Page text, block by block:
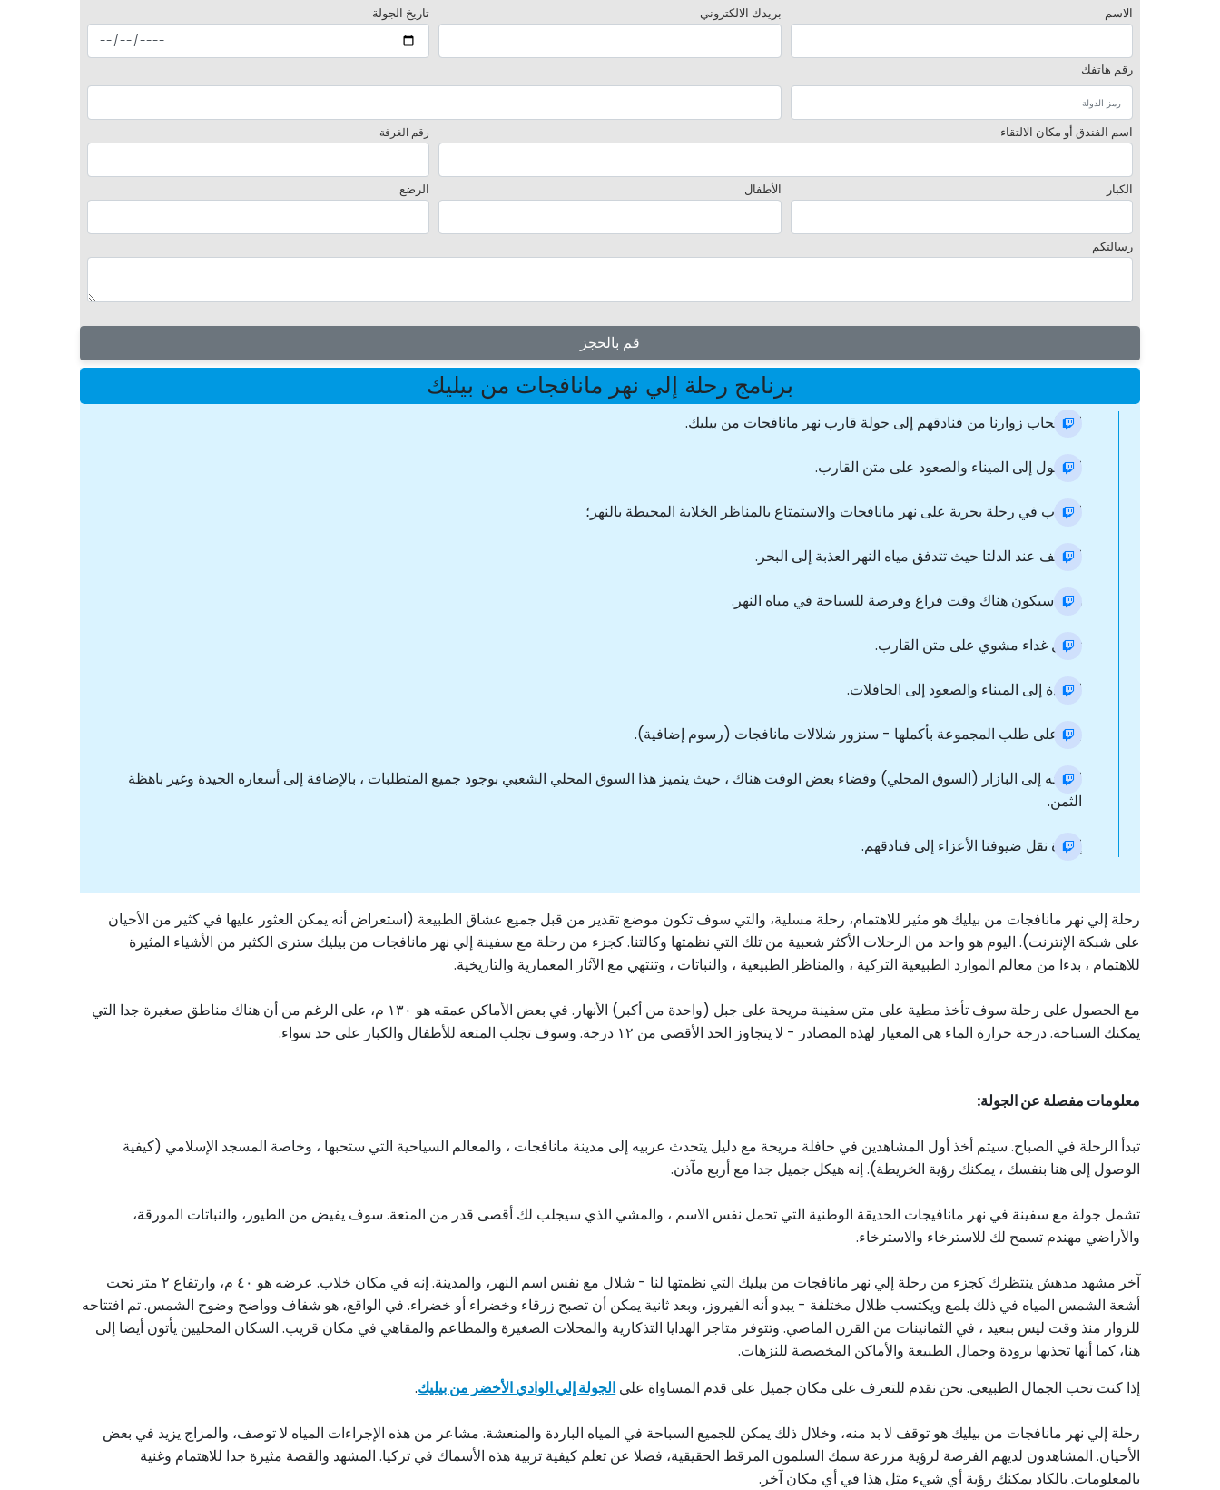
الاسم بريدك الالكتروني تاريخ الجولة
رقم هاتفك
اسم الفندق أو مكان الالتقاء رقم الغرفة
الكبار الأطفال الرضع
رسالتكم
قم بالحجز
برنامج رحلة إلي نهر مانافجات من بيليك
اصطحاب زوارنا من فنادقهم إلى جولة قارب نهر مانافجات من بيليك.
الوصول إلى الميناء والصعود على متن القارب.
الذهاب في رحلة بحرية على نهر مانافجات والاستمتاع بالمناظر الخلابة المحيطة بالنهر؛
التوقف عند الدلتا حيث تتدفق مياه النهر العذبة إلى البحر.
هنا ، سيكون هناك وقت فراغ وفرصة للسباحة في مياه النهر.
تناول غداء مشوي على متن القارب.
العودة إلى الميناء والصعود إلى الحافلات.
بناءً على طلب المجموعة بأكملها - سنزور شلالات مانافجات (رسوم إضافية).
التوجه إلى البازار (السوق المحلي) وقضاء بعض الوقت هناك ، حيث يتميز هذا السوق المحلي الشعبي بوجود جميع المتطلبات ، بالإضافة إلى أسعاره الجيدة وغير باهظة
الثمن.
إعادة نقل ضيوفنا الأعزاء إلى فنادقهم.
رحلة إلي نهر مانافجات من بيليك هو مثير للاهتمام، رحلة مسلية، والتي سوف تكون موضع تقدير من قبل جميع عشاق الطبيعة (استعراض أنه يمكن العثور عليها في كثير من الأحيان
على شبكة الإنترنت). اليوم هو واحد من الرحلات الأكثر شعبية من تلك التي نظمتها وكالتنا. كجزء من رحلة مع سفينة إلي نهر مانافجات من بيليك سترى الكثير من الأشياء المثيرة
للاهتمام ، بدءا من معالم الموارد الطبيعية التركية ، والمناظر الطبيعية ، والنباتات ، وتنتهي مع الآثار المعمارية والتاريخية.
مع الحصول على رحلة سوف تأخذ مطية على متن سفينة مريحة على جبل (واحدة من أكبر) الأنهار. في بعض الأماكن عمقه هو ١٣٠ م، على الرغم من أن هناك مناطق صغيرة جدا التي
يمكنك السباحة. درجة حرارة الماء هي المعيار لهذه المصادر - لا يتجاوز الحد الأقصى من ١٢ درجة. وسوف تجلب المتعة للأطفال والكبار على حد سواء.
معلومات مفصلة عن الجولة:
تبدأ الرحلة في الصباح. سيتم أخذ أول المشاهدين في حافلة مريحة مع دليل يتحدث عربيه إلى مدينة مانافجات ، والمعالم السياحية التي ستحبها ، وخاصة المسجد الإسلامي (كيفية
الوصول إلى هنا بنفسك ، يمكنك رؤية الخريطة). إنه هيكل جميل جدا مع أربع مآذن.
تشمل جولة مع سفينة في نهر مانافيجات الحديقة الوطنية التي تحمل نفس الاسم ، والمشي الذي سيجلب لك أقصى قدر من المتعة. سوف يفيض من الطيور، والنباتات المورقة،
والأراضي مهندم تسمح لك للاسترخاء والاسترخاء.
آخر مشهد مدهش ينتظرك كجزء من رحلة إلي نهر مانافجات من بيليك التي نظمتها لنا - شلال مع نفس اسم النهر، والمدينة. إنه في مكان خلاب. عرضه هو ٤٠ م، وارتفاع ٢ متر تحت
أشعة الشمس المياه في ذلك يلمع ويكتسب ظلال مختلفة - يبدو أنه الفيروز، وبعد ثانية يمكن أن تصبح زرقاء وخضراء أو خضراء. في الواقع، هو شفاف وواضح وضوح الشمس. تم افتتاحه
للزوار منذ وقت ليس ببعيد ، في الثمانينات من القرن الماضي. وتتوفر متاجر الهدايا التذكارية والمحلات الصغيرة والمطاعم والمقاهي في مكان قريب. السكان المحليين يأتون أيضا إلى
هنا، كما أنها تجذبها برودة وجمال الطبيعة والأماكن المخصصة للنزهات.
إذا كنت تحب الجمال الطبيعي. نحن نقدم للتعرف على مكان جميل على قدم المساواة علي الجولة إلي الوادي الأخضر من بيليك.
رحلة إلي نهر مانافجات من بيليك هو توقف لا بد منه، وخلال ذلك يمكن للجميع السباحة في المياه الباردة والمنعشة. مشاعر من هذه الإجراءات المياه لا توصف، والمزاج يزيد في بعض
الأحيان. المشاهدون لديهم الفرصة لرؤية مزرعة سمك السلمون المرقط الحقيقية، فضلا عن تعلم كيفية تربية هذه الأسماك في تركيا. المشهد والقصة مثيرة جدا للاهتمام وغنية
بالمعلومات. بالكاد يمكنك رؤية أي شيء مثل هذا في أي مكان آخر.